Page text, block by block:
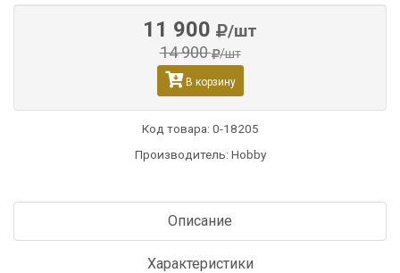
11 900 /шт
14 900 /шт
В корзину
Код товара: 0-18205
Производитель: Hobby
Описание
Характеристики